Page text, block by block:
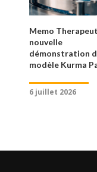
Memo
nouvelle
démonstration
modèle Kurma
6 juillet 2026